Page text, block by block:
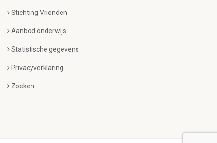
Stichting Vrienden
Aanbod onderwijs
Statistische gegevens
Privacyverklaring
Zoeken